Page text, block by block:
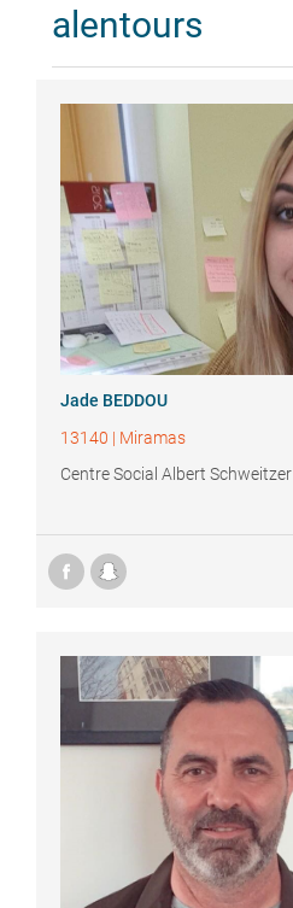
alentours
Jade BEDDOU
13140 | Miramas
Centre Social Albert Schweitzer